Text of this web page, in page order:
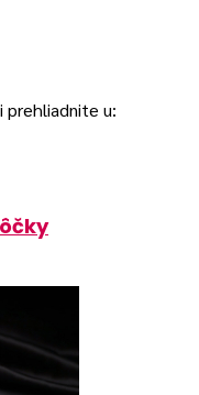
prehliadnite u: